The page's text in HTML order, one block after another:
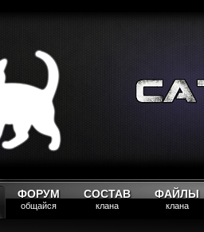
ФОРУМ
общайся
СОСТАВ
клана
ФАЙЛЫ
клана